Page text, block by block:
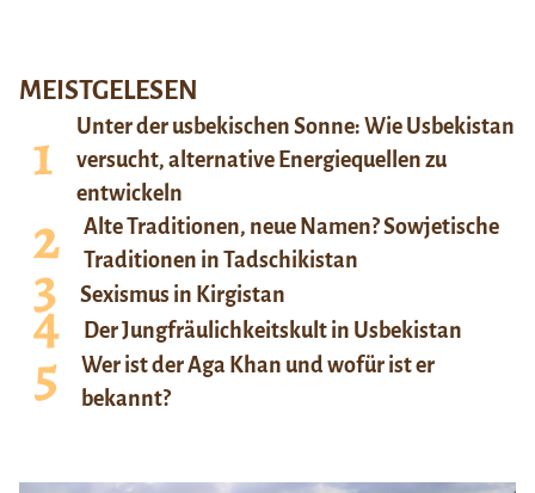
MEISTGELESEN
Unter der usbekischen Sonne: Wie Usbekistan
versucht, alternative Energiequellen zu
entwickeln
Alte Traditionen, neue Namen? Sowjetische
Traditionen in Tadschikistan
Sexismus in Kirgistan
Der Jungfräulichkeitskult in Usbekistan
Wer ist der Aga Khan und wofür ist er
bekannt?